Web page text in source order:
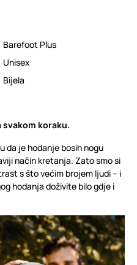
Barefoot Plus
Unisex
Bijela
koraku.
da je hodanje bosih nogu
način kretanja. Zato smo si
s što većim brojem ljudi – i
hodanja doživite bilo gdje i